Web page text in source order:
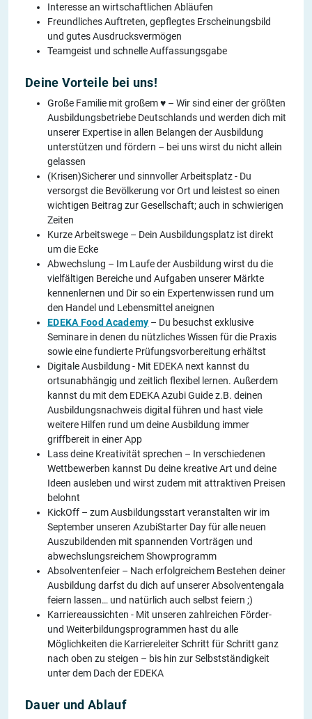
Interesse an wirtschaftlichen Abläufen
Freundliches Auftreten, gepflegtes Erscheinungsbild
und gutes Ausdrucksvermögen
Teamgeist und schnelle Auffassungsgabe
Deine Vorteile bei uns!
Große Familie mit großem ♥ – Wir sind einer der größten
Ausbildungsbetriebe Deutschlands und werden dich mit
unserer Expertise in allen Belangen der Ausbildung
unterstützen und fördern – bei uns wirst du nicht allein
gelassen
(Krisen)Sicherer und sinnvoller Arbeitsplatz - Du
versorgst die Bevölkerung vor Ort und leistest so einen
wichtigen Beitrag zur Gesellschaft; auch in schwierigen
Zeiten
Kurze Arbeitswege – Dein Ausbildungsplatz ist direkt
um die Ecke
Abwechslung – Im Laufe der Ausbildung wirst du die
vielfältigen Bereiche und Aufgaben unserer Märkte
kennenlernen und Dir so ein Expertenwissen rund um
den Handel und Lebensmittel aneignen
EDEKA Food Academy – Du besuchst exklusive
Seminare in denen du nützliches Wissen für die Praxis
sowie eine fundierte Prüfungsvorbereitung erhältst
Digitale Ausbildung - Mit EDEKA next kannst du
ortsunabhängig und zeitlich flexibel lernen. Außerdem
kannst du mit dem EDEKA Azubi Guide z.B. deinen
Ausbildungsnachweis digital führen und hast viele
weitere Hilfen rund um deine Ausbildung immer
griffbereit in einer App
Lass deine Kreativität sprechen – In verschiedenen
Wettbewerben kannst Du deine kreative Art und deine
Ideen ausleben und wirst zudem mit attraktiven Preisen
belohnt
KickOff – zum Ausbildungsstart veranstalten wir im
September unseren AzubiStarter Day für alle neuen
Auszubildenden mit spannenden Vorträgen und
abwechslungsreichem Showprogramm
Absolventenfeier – Nach erfolgreichem Bestehen deiner
Ausbildung darfst du dich auf unserer Absolventengala
feiern lassen… und natürlich auch selbst feiern ;)
Karriereaussichten - Mit unseren zahlreichen Förder-
und Weiterbildungsprogrammen hast du alle
Möglichkeiten die Karriereleiter Schritt für Schritt ganz
nach oben zu steigen – bis hin zur Selbstständigkeit
unter dem Dach der EDEKA
Dauer und Ablauf